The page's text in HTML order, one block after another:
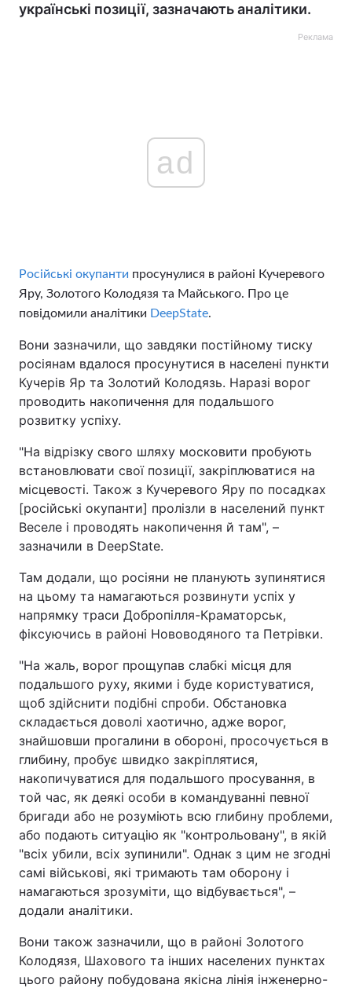
українські позиції, зазначають аналітики.
Реклама
ad
Російські окупанти просунулися в районі Кучеревого
Яру, Золотого Колодязя та Майського. Про це
повідомили аналітики DeepState.
Вони зазначили, що завдяки постійному тиску
росіянам вдалося просунутися в населені пункти
Кучерів Яр та Золотий Колодязь. Наразі ворог
проводить накопичення для подальшого
розвитку успіху.
"На відрізку свого шляху московити пробують
встановлювати свої позиції, закріплюватися на
місцевості. Також з Кучеревого Яру по посадках
[російські окупанти] пролізли в населений пункт
Веселе і проводять накопичення й там", –
зазначили в DeepState.
Там додали, що росіяни не планують зупинятися
на цьому та намагаються розвинути успіх у
напрямку траси Добропілля-Краматорськ,
фіксуючись в районі Нововодяного та Петрівки.
"На жаль, ворог прощупав слабкі місця для
подальшого руху, якими і буде користуватися,
щоб здійснити подібні спроби. Обстановка
складається доволі хаотично, адже ворог,
знайшовши прогалини в обороні, просочується в
глибину, пробує швидко закріплятися,
накопичуватися для подальшого просування, в
той час, як деякі особи в командуванні певної
бригади або не розуміють всю глибину проблеми,
або подають ситуацію як "контрольовану", в якій
"всіх убили, всіх зупинили". Однак з цим не згодні
самі військові, які тримають там оборону і
намагаються зрозуміти, що відбувається", –
додали аналітики.
Вони також зазначили, що в районі Золотого
Колодязя, Шахового та інших населених пунктах
цього району побудована якісна лінія інженерно-